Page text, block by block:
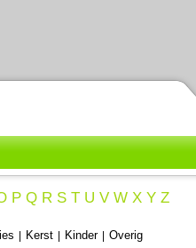
P Q R S T U V W X Y Z
Kerst Kinder| Overig